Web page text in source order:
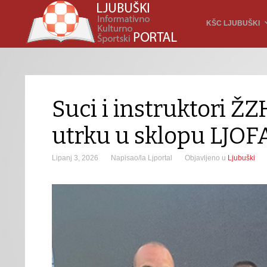
KŠC LJUBUŠKI
Suci i instruktori
utrku u sklopu
Lipanj 3, 2026 Napisao/la Ljportal Objavljeno u Ljubuški